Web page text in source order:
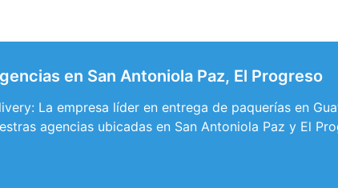
en San Antoniola Paz, El Progreso
La empresa líder en entrega de paquerías en
agencias ubicadas en San Antoniola Paz y El